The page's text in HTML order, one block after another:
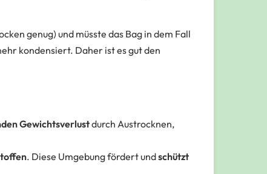
genug) und müsste das Bag in dem Fall
kondensiert. Daher ist es gut den
Gewichtsverlustdurch Austrocknen,
. Diese Umgebung fördert undschützt